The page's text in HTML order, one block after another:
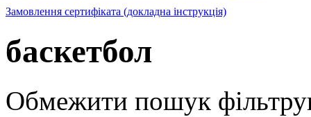
Замовлення сертифіката (докладна інструкція)
баскетбол
Обмежити пошук